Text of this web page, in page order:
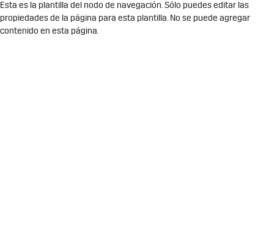
Esta es la plantilla del nodo de navegación. Sólo puedes editar las
propiedades de la página para esta plantilla. No se puede agregar
contenido en esta página.